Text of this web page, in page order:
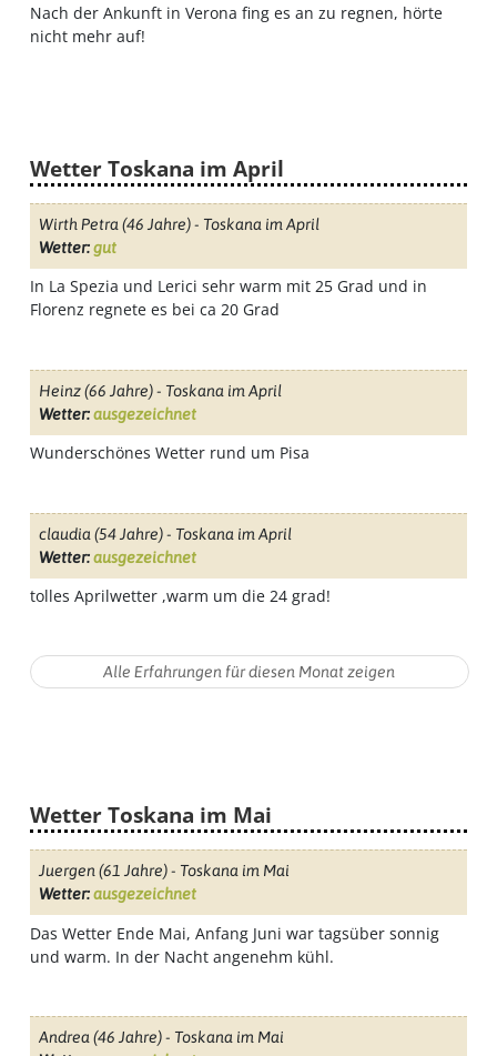
Klimatabellen
Beste
Reisezeit
Wann
Nach der Ankunft in Verona fing es an zu regnen, hörte
nicht mehr auf!
Wetter Toskana im April
Wirth Petra (46 Jahre) - Toskana im April
Wetter:gut
In La Spezia und Lerici sehr warm mit 25 Grad und in
Florenz regnete es bei ca 20 Grad
Heinz(66 Jahre) - Toskana im April
Wetter:ausgezeichnet
Wunderschönes Wetter rund um Pisa
claudia (54 Jahre) - Toskana im April
Wetter:ausgezeichnet
tolles Aprilwetter ,warm um die 24 grad!
Wetter Toskana im Mai
Juergen(61 Jahre) - Toskana im Mai
Wetter:ausgezeichnet
Das Wetter Ende Mai, Anfang Juni war tagsüber sonnig
und warm. In der Nacht angenehm kühl.
Andrea (46 Jahre) - Toskana im Mai